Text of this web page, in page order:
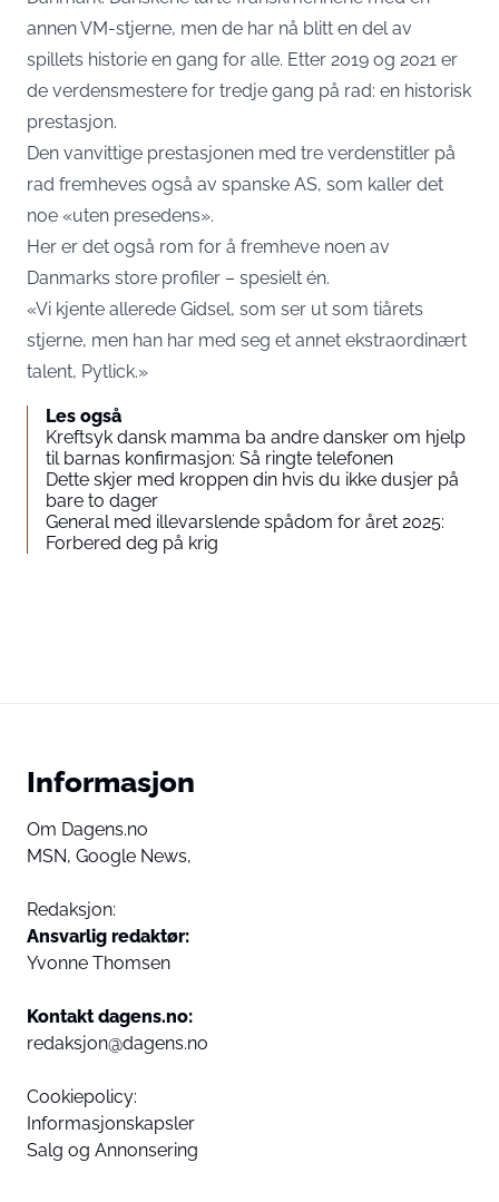
annen VM-stjerne, men de har nå blitt en del av
spillets historie en gang for alle. Etter 2019 og 2021 er
de verdensmestere for tredje gang på rad: en historisk
prestasjon.
Den vanvittige prestasjonen med tre verdenstitler på
rad fremheves også av spanske AS, som kaller det
noe «uten presedens».
Her er det også rom for å fremheve noen av
Danmarks store profiler – spesielt én.
«Vi kjente allerede Gidsel, som ser ut som tiårets
stjerne, men han har med seg et annet ekstraordinært
talent, Pytlick.»
Les også
Kreftsyk dansk mamma ba andre dansker om hjelp
til barnas konfirmasjon: Så ringte telefonen
Dette skjer med kroppen din hvis du ikke dusjer på
bare to dager
General med illevarslende spådom for året 2025:
Forbered deg på krig
Informasjon
Om Dagens.no
MSN, Google News,
Redaksjon:
Ansvarlig redaktør:
Yvonne Thomsen
Kontakt dagens.no:
redaksjon@dagens.no
Cookiepolicy:
Informasjonskapsler
Salg og Annonsering